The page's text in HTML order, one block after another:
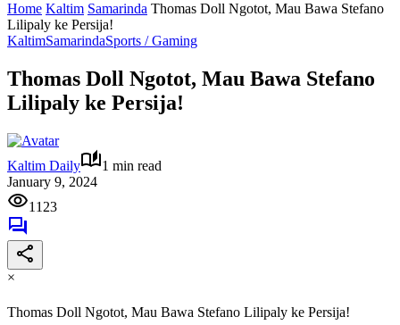
Home Kaltim Samarinda Thomas Doll Ngotot, Mau Bawa Stefano
Lilipaly ke Persija!
KaltimSamarindaSports / Gaming
Thomas Doll Ngotot, Mau Bawa Stefano
Lilipaly ke Persija!
Kaltim Daily
1 min read
January 9, 2024
1123
×
Thomas Doll Ngotot, Mau Bawa Stefano Lilipaly ke Persija!